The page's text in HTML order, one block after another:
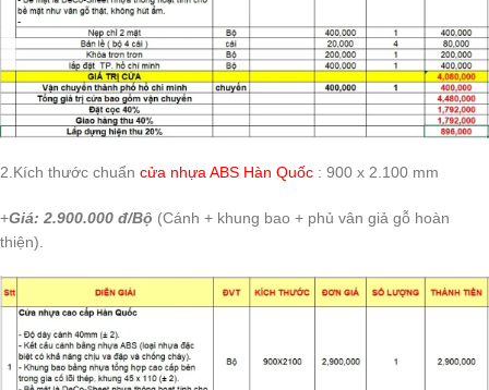
2.Kích thước chuẩn cửa nhựa ABS Hàn Quốc : 900 x 2.100 mm
+Giá: 2.900.000 đ/Bộ (Cánh + khung bao + phủ vân giả gỗ hoàn
thiện).